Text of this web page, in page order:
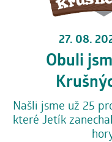
27. 08.
Obuli
Našli jsme už 25
které Jetík